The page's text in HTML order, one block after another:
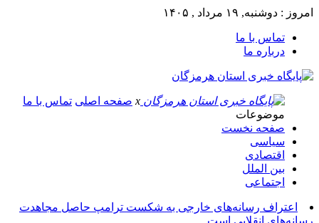
امروز : دوشنبه, ۱۹ مرداد , ۱۴۰۵
تماس با ما
درباره ما
x صفحه اصلی تماس با ما
موضوعات
صفحه نخست
سیاسی
اقتصادی
بین الملل
اجتماعی
اعتراف رسانه‌های خارجی به شکست ترامپ حاصل مجاهدت
رسانه‌های انقلابی است_